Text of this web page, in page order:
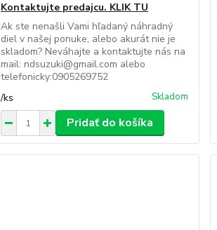
Kontaktujte predajcu. KLIK TU
Ak ste nenašli Vami hľadaný náhradný
diel v našej ponuke, alebo akurát nie je
skladom? Neváhajte a kontaktujte nás na
mail: ndsuzuki@gmail.com alebo
telefonicky:0905269752
/ks Skladom
Pridať do košíka